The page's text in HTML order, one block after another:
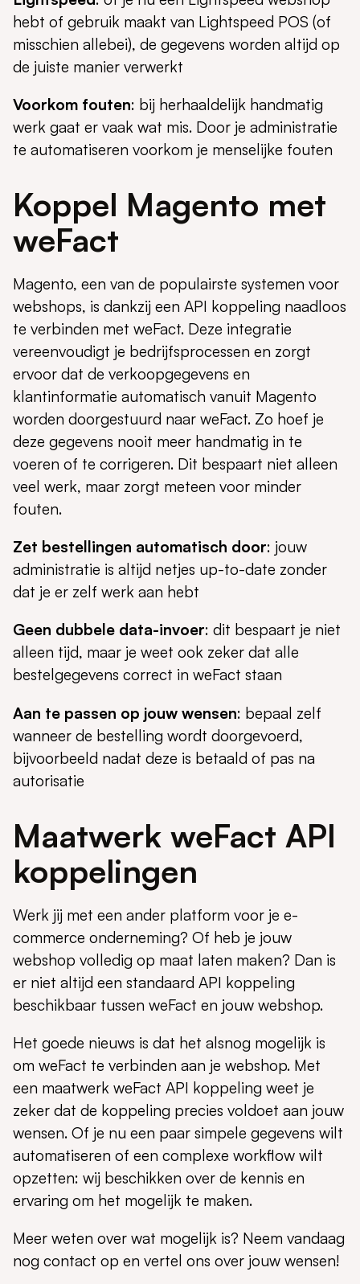
hebt of gebruik maakt van Lightspeed POS (of
misschien allebei), de gegevens worden altijd op
de juiste manier verwerkt
Voorkom fouten: bij herhaaldelijk handmatig
werk gaat er vaak wat mis. Door je administratie
te automatiseren voorkom je menselijke fouten
Koppel Magento met
weFact
Magento, een van de populairste systemen voor
webshops, is dankzij een API koppeling naadloos
te verbinden met weFact. Deze integratie
vereenvoudigt je bedrijfsprocessen en zorgt
ervoor dat de verkoopgegevens en
klantinformatie automatisch vanuit Magento
worden doorgestuurd naar weFact. Zo hoef je
deze gegevens nooit meer handmatig in te
voeren of te corrigeren. Dit bespaart niet alleen
veel werk, maar zorgt meteen voor minder
fouten.
Zet bestellingen automatisch door: jouw
administratie is altijd netjes up-to-date zonder
dat je er zelf werk aan hebt
Geen dubbele data-invoer: dit bespaart je niet
alleen tijd, maar je weet ook zeker dat alle
bestelgegevens correct in weFact staan
Aan te passen op jouw wensen: bepaal zelf
wanneer de bestelling wordt doorgevoerd,
bijvoorbeeld nadat deze is betaald of pas na
autorisatie
Maatwerk weFact API
koppelingen
Werk jij met een ander platform voor je e-
commerce onderneming? Of heb je jouw
webshop volledig op maat laten maken? Dan is
er niet altijd een standaard API koppeling
beschikbaar tussen weFact en jouw webshop.
Het goede nieuws is dat het alsnog mogelijk is
om weFact te verbinden aan je webshop. Met
een maatwerk weFact API koppeling weet je
zeker dat de koppeling precies voldoet aan jouw
wensen. Of je nu een paar simpele gegevens wilt
automatiseren of een complexe workflow wilt
opzetten: wij beschikken over de kennis en
ervaring om het mogelijk te maken.
Meer weten over wat mogelijk is? Neem vandaag
nog contact op en vertel ons over jouw wensen!